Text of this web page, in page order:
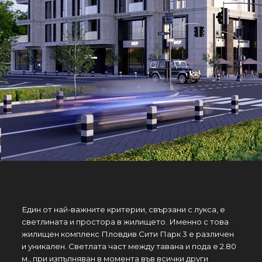
Един от най-важните критерии, свързани с лукса, е
светлината и простора в жилището. Именно с това
жилищен комплекс Пловдив Сити Парк 3 е различен
и уникален. Светлата част между тавана и пода е 2.80
м., при изпълняван в момента във всички други